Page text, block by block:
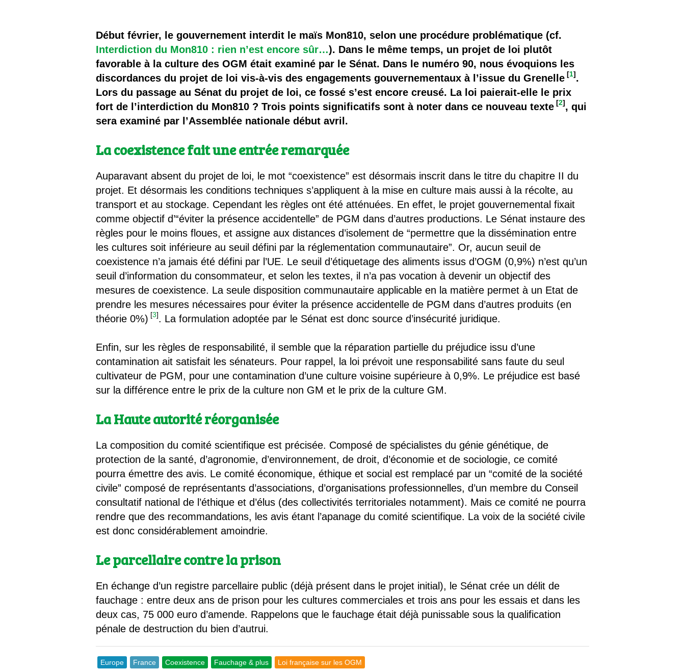
Il y a semence…. et semence
Quels sont les avantages et les inconvénients des OGM ?
Début février, le gouvernement interdit le maïs Mon810, selon une procédure problématique (cf.
Interdiction du Mon810 : rien n’est encore sûr…). Dans le même temps, un projet de loi plutôt
favorable à la culture des OGM était examiné par le Sénat. Dans le numéro 90, nous évoquions les
discordances du projet de loi vis-à-vis des engagements gouvernementaux à l’issue du Grenelle [1].
Lors du passage au Sénat du projet de loi, ce fossé s’est encore creusé. La loi paierait-elle le prix
fort de l’interdiction du Mon810 ? Trois points significatifs sont à noter dans ce nouveau texte [2], qui
sera examiné par l’Assemblée nationale début avril.
La coexistence fait une entrée remarquée
Auparavant absent du projet de loi, le mot “coexistence” est désormais inscrit dans le titre du chapitre II du
projet. Et désormais les conditions techniques s’appliquent à la mise en culture mais aussi à la récolte, au
transport et au stockage. Cependant les règles ont été atténuées. En effet, le projet gouvernemental fixait
comme objectif d’“éviter la présence accidentelle” de PGM dans d’autres productions. Le Sénat instaure des
règles pour le moins floues, et assigne aux distances d’isolement de “permettre que la dissémination entre
les cultures soit inférieure au seuil défini par la réglementation communautaire”. Or, aucun seuil de
coexistence n’a jamais été défini par l’UE. Le seuil d’étiquetage des aliments issus d’OGM (0,9%) n’est qu’un
seuil d’information du consommateur, et selon les textes, il n’a pas vocation à devenir un objectif des
mesures de coexistence. La seule disposition communautaire applicable en la matière permet à un Etat de
prendre les mesures nécessaires pour éviter la présence accidentelle de PGM dans d’autres produits (en
théorie 0%) [3]. La formulation adoptée par le Sénat est donc source d’insécurité juridique.
Enfin, sur les règles de responsabilité, il semble que la réparation partielle du préjudice issu d’une
contamination ait satisfait les sénateurs. Pour rappel, la loi prévoit une responsabilité sans faute du seul
cultivateur de PGM, pour une contamination d’une culture voisine supérieure à 0,9%. Le préjudice est basé
sur la différence entre le prix de la culture non GM et le prix de la culture GM.
La Haute autorité réorganisée
La composition du comité scientifique est précisée. Composé de spécialistes du génie génétique, de
protection de la santé, d’agronomie, d’environnement, de droit, d’économie et de sociologie, ce comité
pourra émettre des avis. Le comité économique, éthique et social est remplacé par un “comité de la société
civile” composé de représentants d’associations, d’organisations professionnelles, d’un membre du Conseil
consultatif national de l’éthique et d’élus (des collectivités territoriales notamment). Mais ce comité ne pourra
rendre que des recommandations, les avis étant l’apanage du comité scientifique. La voix de la société civile
est donc considérablement amoindrie.
Le parcellaire contre la prison
En échange d’un registre parcellaire public (déjà présent dans le projet initial), le Sénat crée un délit de
fauchage : entre deux ans de prison pour les cultures commerciales et trois ans pour les essais et dans les
deux cas, 75 000 euro d’amende. Rappelons que le fauchage était déjà punissable sous la qualification
pénale de destruction du bien d’autrui.
Europe France Coexistence Fauchage & plus Loi française sur les OGM